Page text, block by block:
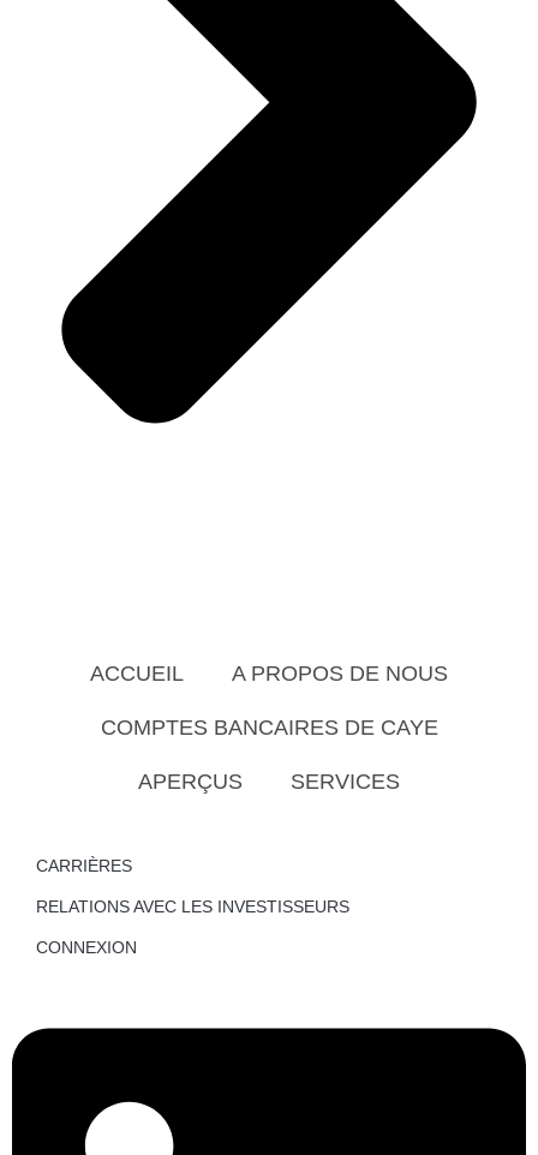
ACCUEIL A PROPOS DE NOUS
COMPTES BANCAIRES DE CAYE
APERÇUS SERVICES
CARRIÈRES
RELATIONS AVEC LES INVESTISSEURS
CONNEXION